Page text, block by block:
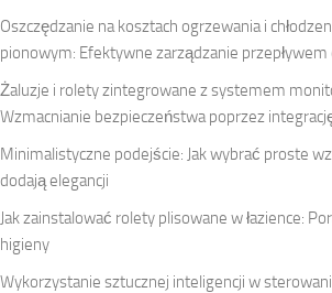
Oszczędzanie na kosztach ogrzewania i
pionowym: Efektywne zarządzanie przepływem
Żaluzje i rolety zintegrowane z systemem
Wzmacnianie bezpieczeństwa poprzez
Minimalistyczne podejście: Jak wybrać proste
dodają elegancji
Jak zainstalować rolety plisowane w łazience:
higieny
Wykorzystanie sztucznej inteligencji w